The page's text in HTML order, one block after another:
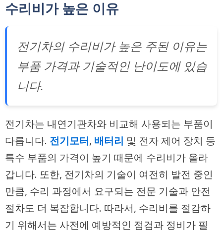
수리비가 높은 이유
전기차의 수리비가 높은 주된 이유는
부품 가격과 기술적인 난이도에 있습
니다.
전기차는 내연기관차와 비교해 사용되는 부품이
다릅니다. 전기모터, 배터리 및 전자 제어 장치 등
특수 부품의 가격이 높기 때문에 수리비가 올라
갑니다. 또한, 전기차의 기술이 여전히 발전 중인
만큼, 수리 과정에서 요구되는 전문 기술과 안전
절차도 더 복잡합니다. 따라서, 수리비를 절감하
기 위해서는 사전에 예방적인 점검과 정비가 필